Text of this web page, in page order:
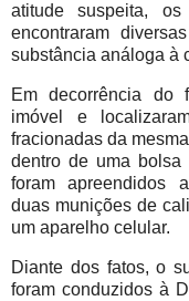
atitude suspeita,
encontraram
substância análoga à
Em decorrência do
imóvel e
fracionadas da
dentro de uma bolsa
foram apreendidos
duas munições de
um aparelho celular.
Diante dos fatos, o
foram conduzidos à